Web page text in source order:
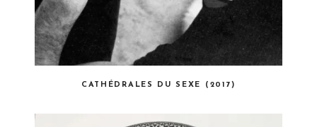
CATHÉDRALES DU SEXE (2017)